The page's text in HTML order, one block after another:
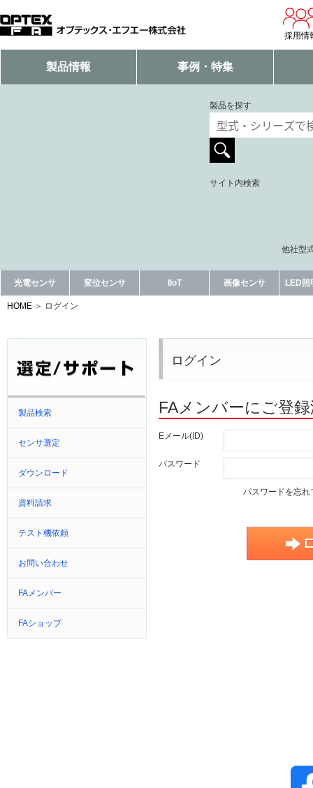
採用情
製品情報 事例・特集
製品を探す
サイト内検索
他社型
光電センサ 変位センサ IIoT 画像センサ LED照
HOME ログイン
製品検索
センサ選定
ダウンロード
資料請求
テスト機依頼
お問い合わせ
FAメンバー
FAショップ
ログイン
FAメンバーにご登
Eメール(ID)
パスワード
パスワードを忘れ